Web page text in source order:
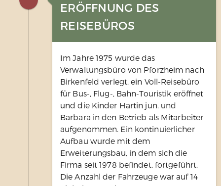
ERÖFFNUNG DES
REISEBÜROS
Im Jahre 1975 wurde das
Verwaltungsbüro von Pforzheim nach
Birkenfeld verlegt, ein Voll-Reisebüro
für Bus-, Flug-, Bahn-Touristik eröffnet
und die Kinder Hartin jun. und
Barbara in den Betrieb als Mitarbeiter
aufgenommen. Ein kontinuierlicher
Aufbau wurde mit dem
Erweiterungsbau, in dem sich die
Firma seit 1978 befindet, fortgeführt.
Die Anzahl der Fahrzeuge war auf 14